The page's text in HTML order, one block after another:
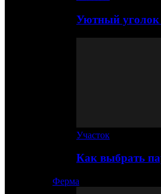
Уютный уголок
Участок
Как выбрать
Ферма